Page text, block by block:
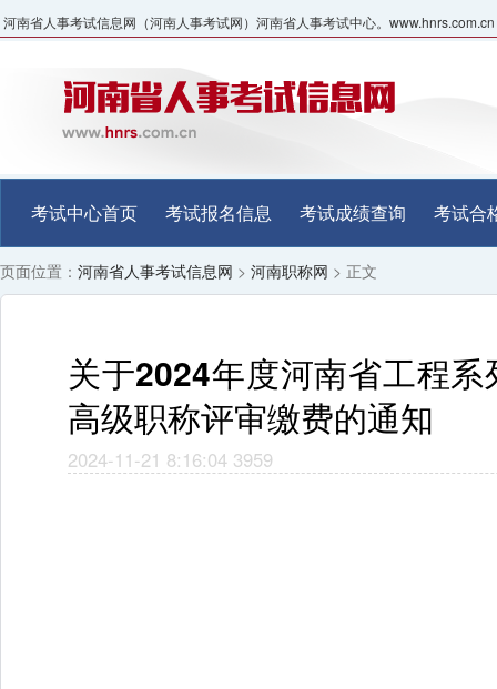
河南省人事考试信息网（河南人事考试网）河南省人事考试中心。www.hnrs.com.cn
考试中心首页 考试报名信息 考试成绩查询 考试合
页面位置： 河南省人事考试信息网 > 河南职称网 > 正文
关于2024年度河南省工程
高级职称评审缴费的通知
2024-11-21 8:16:04 3959